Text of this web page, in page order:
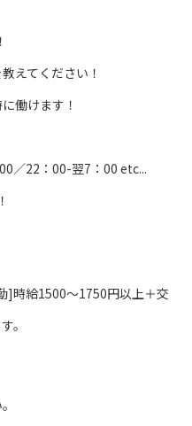
えてください！
働けます！
／22：00-翌7：00 etc...
]時給1500～1750円以上＋交
。